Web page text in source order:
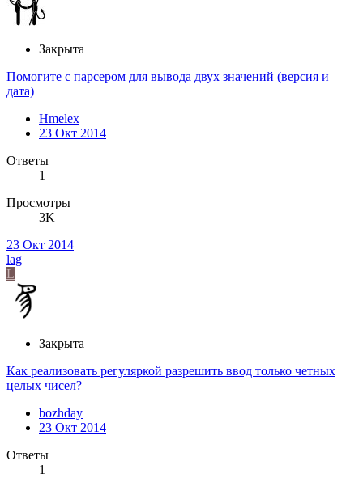
Закрыта
Помогите с парсером для вывода двух значений (версия и
дата)
Hmelex
23 Окт 2014
Ответы
1
Просмотры
3K
23 Окт 2014
lag
L
Закрыта
Как реализовать регуляркой разрешить ввод только четных
целых чисел?
bozhday
23 Окт 2014
Ответы
1